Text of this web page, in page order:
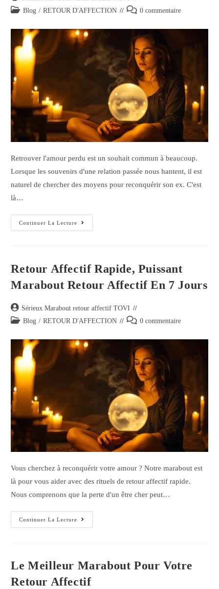
Blog / RETOUR D'AFFECTION 0 commentaire
Retrouver l'amour perdu est un souhait commun à beaucoup.
Lorsque les souvenirs d'une relation passée nous hantent, il est
naturel de chercher des moyens pour reconquérir son ex. C'est
là…
Continuer La Lecture
Retour Affectif Rapide, Puissant
Marabout Retour Affectif En 7 Jours
Sérieux Marabout retour affectif TOVI
Blog / RETOUR D'AFFECTION 0 commentaire
Vous cherchez à reconquérir votre amour ? Notre marabout est
là pour vous aider avec des rituels de retour affectif rapide.
Nous comprenons que la perte d'un être cher peut…
Continuer La Lecture
Le Meilleur Marabout Pour Votre
Retour Affectif